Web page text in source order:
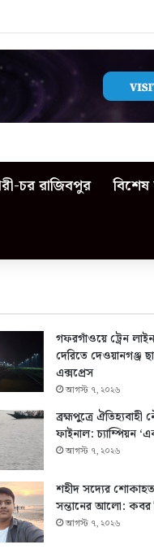
চর রাজিবপুর বিশেষ
গফরগাঁওয়ে ট্রেন
দেরিতে দেওয়ানগঞ্জ
এক্সপ্রেস
আগস্ট ৭, ২০২৬
ব্রহ্মপুত্রে ঐতিহ্যবাহী
ফাইনাল: চ্যাম্পিয়ন
আগস্ট ৭, ২০২৬
শহীদ সদ্যের শোকাহত
সন্তানের আলো: কবর
আগস্ট ৭, ২০২৬